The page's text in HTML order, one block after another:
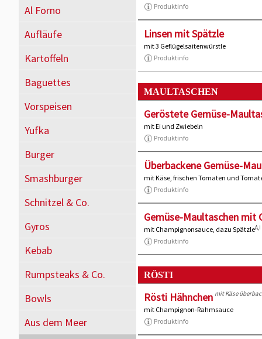
Al Forno
Aufläufe
Kartoffeln
Baguettes
Vorspeisen
Yufka
Burger
Smashburger
Schnitzel & Co.
Gyros
Kebab
Rumpsteaks & Co.
Bowls
Aus dem Meer
Produktinfo
Linsen mit Spätzle
mit 3 Geflügelsaitenwürstle
Produktinfo
MAULTASCHEN
Geröstete Gemüse-
mit Ei und Zwiebeln
Produktinfo
Überbackene Gemüse-
mit Käse, frischen Tomaten und
Produktinfo
Gemüse-Maultaschen mit
mit Champignonsauce, dazu SpätzleA,I
Produktinfo
RÖSTI
Rösti Hähnchen mit Käse
mit Champignon-Rahmsauce
Produktinfo